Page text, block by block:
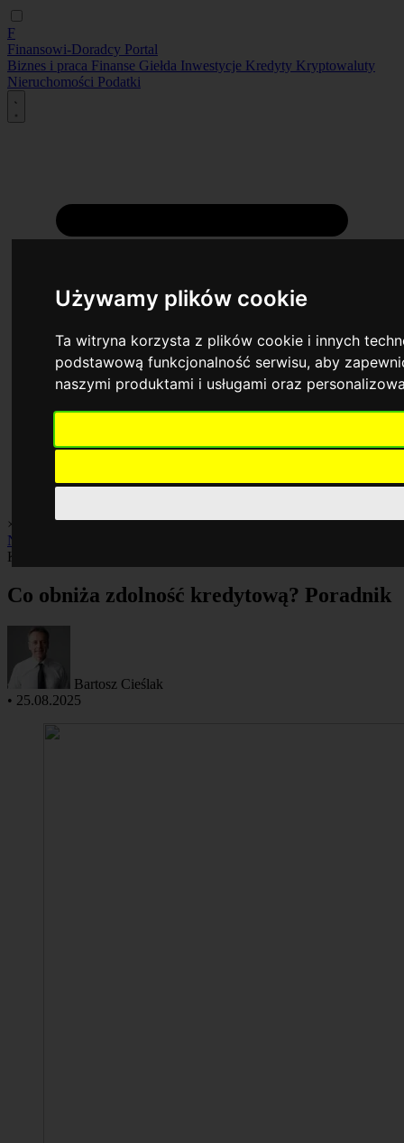
Używamy plików cookie
Ta witryna korzysta z plików cookie i innych
podstawową funkcjonalność serwisu,aby
naszymi produktami i usługami oraz
F
Finansowi-Doradcy Portal
Biznes i praca Finanse Giełda Inwestycje Kredyty Kryptowaluty
Nieruchomości Podatki
× Biznes i pracaFinanseGiełdaInwestycjeKredytyKryptowaluty
Nieruchomości
Kredyty
Co obniża zdolność kredytową? Poradnik
Bartosz Cieślak
• 25.08.2025